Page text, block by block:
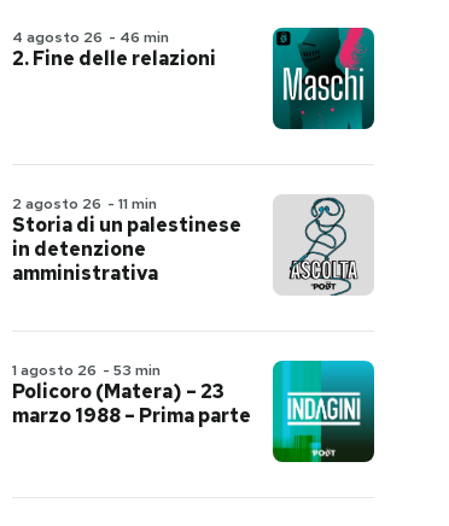
4 agosto 26 - 46 min
2. Fine delle relazioni
2 agosto 26 - 11 min
Storia di un palestinese
in detenzione
amministrativa
1 agosto 26 - 53 min
Policoro (Matera) – 23
marzo 1988 – Prima parte